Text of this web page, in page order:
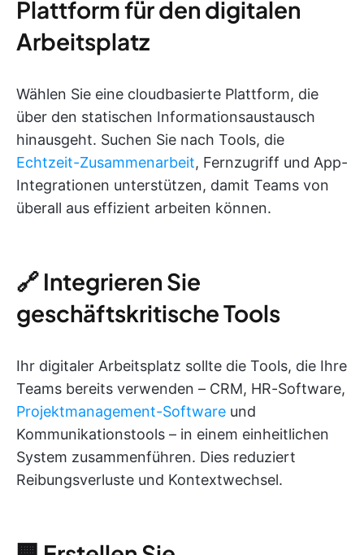
Plattform für den digitalen
Arbeitsplatz
Wählen Sie eine cloudbasierte Plattform, die
über den statischen Informationsaustausch
hinausgeht. Suchen Sie nach Tools, die
Echtzeit-Zusammenarbeit, Fernzugriff und App-
Integrationen unterstützen, damit Teams von
überall aus effizient arbeiten können.
🔗 Integrieren Sie
geschäftskritische Tools
Ihr digitaler Arbeitsplatz sollte die Tools, die Ihre
Teams bereits verwenden – CRM, HR-Software,
Projektmanagement-Software und
Kommunikationstools – in einem einheitlichen
System zusammenführen. Dies reduziert
Reibungsverluste und Kontextwechsel.